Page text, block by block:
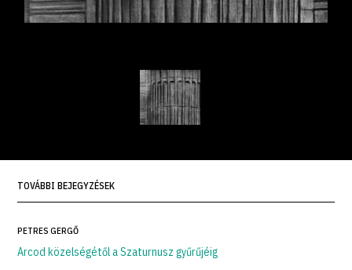
TOVÁBBI BEJEGYZÉSEK
PETRES GERGŐ
Arcod közelségétől a Szaturnusz gyűrűjéig